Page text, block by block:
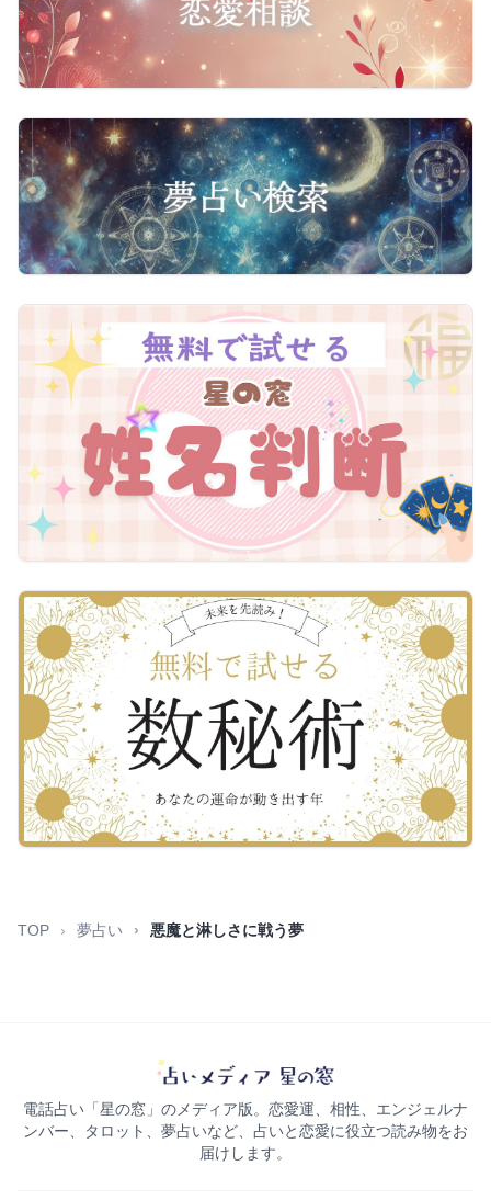
TOP 夢占い 悪魔と淋しさに戦う夢
電話占い「星の窓」のメディア版。恋愛運、相性、エンジェルナ
ンバー、タロット、夢占いなど、占いと恋愛に役立つ読み物をお
届けします。